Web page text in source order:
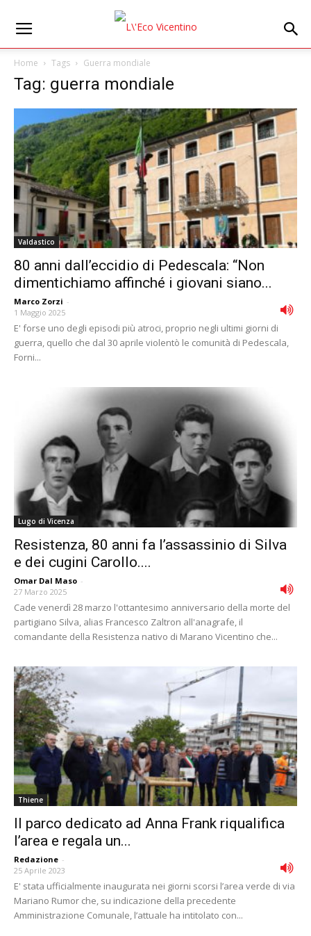
Home Tags Guerra mondiale
Tag: guerra mondiale
Valdastico
80 anni dall’eccidio di Pedescala: “Non
dimentichiamo affinché i giovani siano...
Marco Zorzi -
1 Maggio 2025
E' forse uno degli episodi più atroci, proprio negli ultimi giorni di
guerra, quello che dal 30 aprile violentò le comunità di Pedescala,
Forni...
Lugo di Vicenza
Resistenza, 80 anni fa l’assassinio di Silva
e dei cugini Carollo....
Omar Dal Maso -
27 Marzo 2025
Cade venerdì 28 marzo l'ottantesimo anniversario della morte del
partigiano Silva, alias Francesco Zaltron all'anagrafe, il
comandante della Resistenza nativo di Marano Vicentino che...
Thiene
Il parco dedicato ad Anna Frank riqualifica
l’area e regala un...
Redazione -
25 Aprile 2023
E' stata ufficialmente inaugurata nei giorni scorsi l’area verde di via
Mariano Rumor che, su indicazione della precedente
Amministrazione Comunale, l’attuale ha intitolato con...